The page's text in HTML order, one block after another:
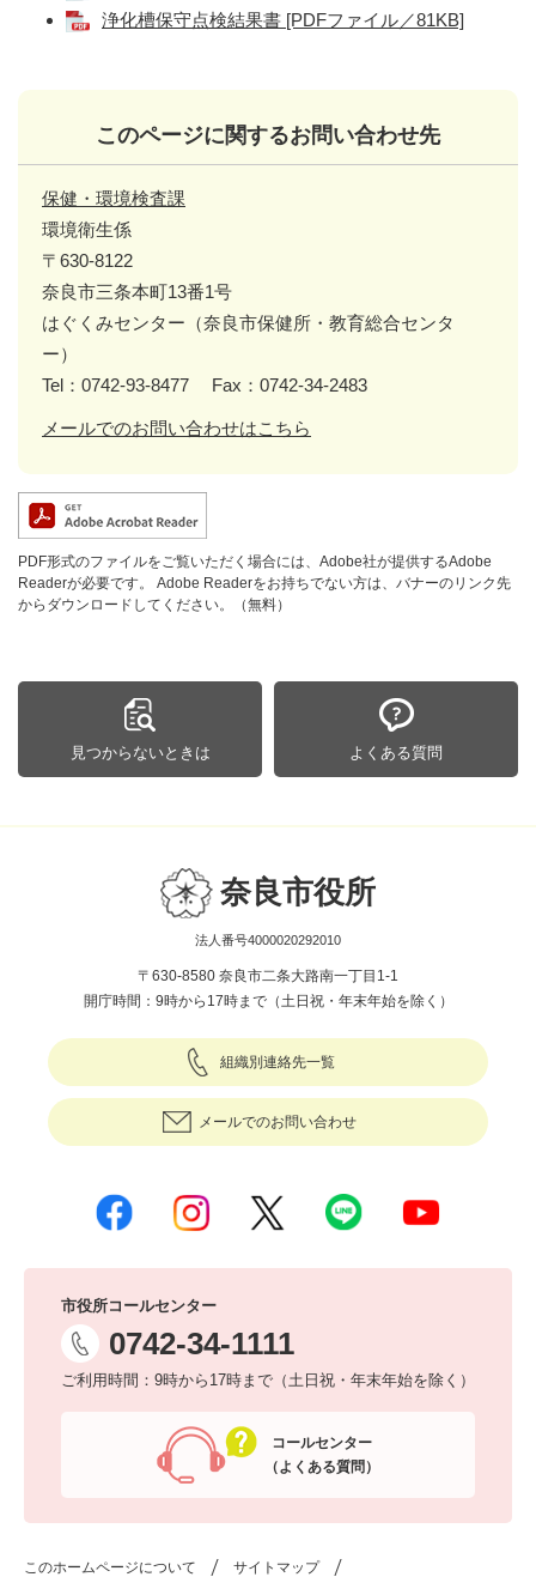
浄化槽保守点検結果書 [PDFファイル／81KB]
このページに関するお問い合わせ先
保健・環境検査課
環境衛生係
〒630-8122
奈良市三条本町13番1号
はぐくみセンター（奈良市保健所・教育総合センタ
ー）
Tel：0742-93-8477
Fax：0742-34-2483
メールでのお問い合わせはこちら
PDF形式のファイルをご覧いただく場合には、Adobe社が提供するAdobe
Readerが必要です。
Adobe Readerをお持ちでない方は、バナーのリンク先
からダウンロードしてください。（無料）
見つからないときは よくある質問
奈良市役所
法人番号4000020292010
〒630-8580 奈良市二条大路南一丁目1-1
開庁時間：9時から17時まで（土日祝・年末年始を除く）
組織別連絡先一覧
メールでのお問い合わせ
市役所コールセンター
0742-34-1111
ご利用時間：9時から17時まで（土日祝・年末年始を除く）
コールセンター
（よくある質問）
このホームページについて サイトマップ